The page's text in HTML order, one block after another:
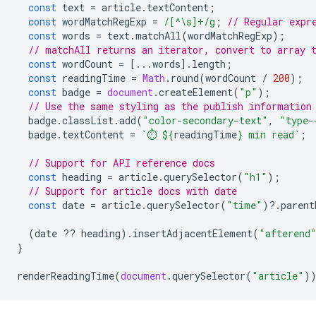
const text = article. textContent ;
const wordMatchRegExp = /[^\s]+/g ;
// Regular
const words = text.matchAll(wordMatchRegExp);
// matchAll returns an iterator, convert to array
const wordCount = [...words]. length ;
const readingTime = Math . round(wordCount / 200);
const badge = document.createElement( "p" );
// Use the same styling as the publish
badge.classList.add( "color-secondary-text" ,
badge. textContent = `⏱️ ${readingTime} min read` ;
// Support for API reference docs
const heading = article.querySelector( "h1" );
// Support for article docs with date
const date = article.querySelector( "time" ) ? .
(date ?? heading). insertAdjacentElement( "afterend"
}
renderReadingTime(document.querySelector( "article"